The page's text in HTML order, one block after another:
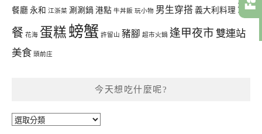
餐廳 永和 江浙菜 涮涮鍋 港點 牛丼飯 玩小物 男生穿搭 義大利料理 聚
餐 花海 蛋糕 螃蟹 許留山 豬腳 超市火鍋 逢甲夜市 雙連站
美食 頭前庄
今天想吃什麼呢?
今